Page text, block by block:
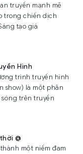
truyền mạnh mẽ
trong chiến dịch
tạo giá
Hình
trình truyền hình
show) là một phân
trên truyền
@
một niềm đam